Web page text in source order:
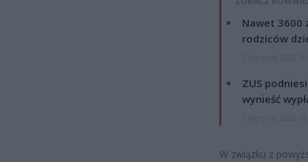
Nawet 3600
rodziców
ZUS
wynieść
W związku z